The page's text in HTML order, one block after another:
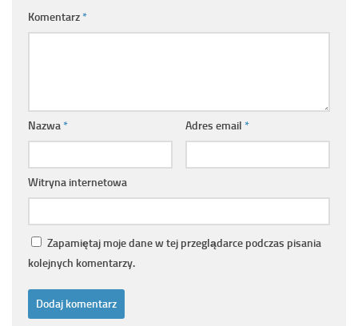
Komentarz*
Nazwa* Adres email *
Witryna internetowa
Zapamiętaj moje dane w tej przeglądarce podczas pisania
kolejnych komentarzy.